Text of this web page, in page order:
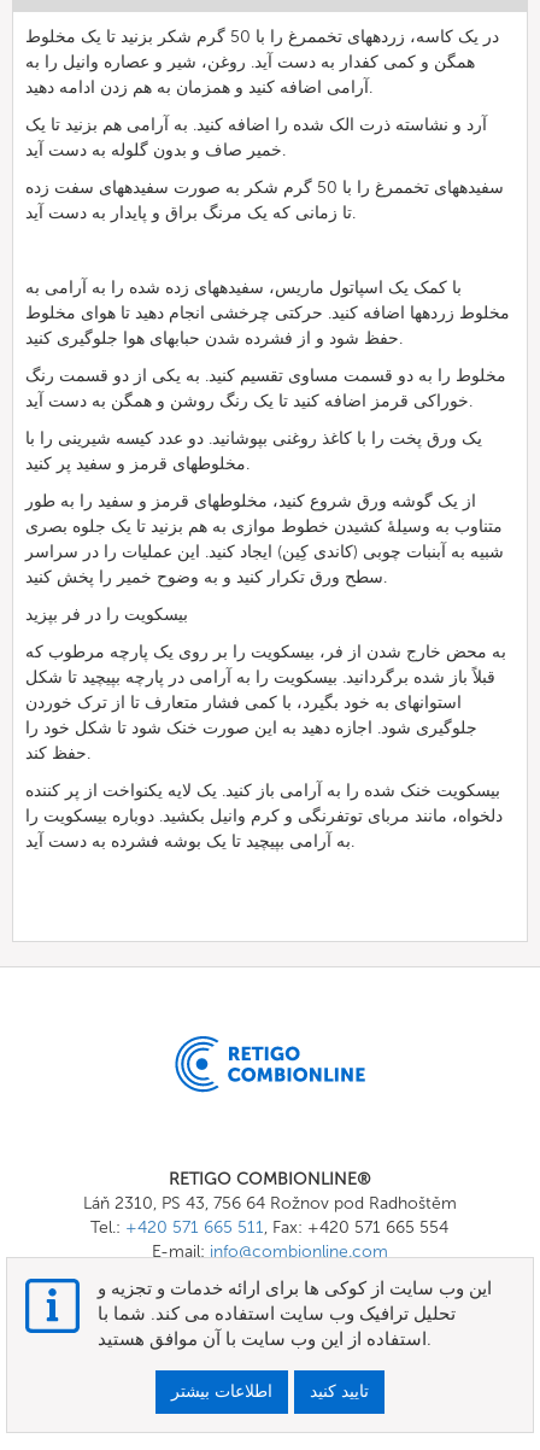
در یک کاسه، زردههای تخممرغ را با 50 گرم شکر بزنید تا یک مخلوط
همگن و کمی کفدار به دست آید. روغن، شیر و عصاره وانیل را به
آرامی اضافه کنید و همزمان به هم زدن ادامه دهید.
آرد و نشاسته ذرت الک شده را اضافه کنید. به آرامی هم بزنید تا یک
خمیر صاف و بدون گلوله به دست آید.
سفیدههای تخممرغ را با 50 گرم شکر به صورت سفیدههای سفت زده
تا زمانی که یک مرنگ براق و پایدار به دست آید.
با کمک یک اسپاتول ماریس، سفیدههای زده شده را به آرامی به
مخلوط زردهها اضافه کنید. حرکتی چرخشی انجام دهید تا هوای مخلوط
حفظ شود و از فشرده شدن حبابهای هوا جلوگیری کنید.
مخلوط را به دو قسمت مساوی تقسیم کنید. به یکی از دو قسمت رنگ
خوراکی قرمز اضافه کنید تا یک رنگ روشن و همگن به دست آید.
یک ورق پخت را با کاغذ روغنی بپوشانید. دو عدد کیسه شیرینی را با
مخلوطهای قرمز و سفید پر کنید.
از یک گوشه ورق شروع کنید، مخلوطهای قرمز و سفید را به طور
متناوب به وسیلهٔ کشیدن خطوط موازی به هم بزنید تا یک جلوه بصری
شبیه به آبنبات چوبی (کاندی کِین) ایجاد کنید. این عملیات را در سراسر
سطح ورق تکرار کنید و به وضوح خمیر را پخش کنید.
بیسکویت را در فر بپزید
به محض خارج شدن از فر، بیسکویت را بر روی یک پارچه مرطوب که
قبلاً باز شده برگردانید. بیسکویت را به آرامی در پارچه بپیچید تا شکل
استوانهای به خود بگیرد، با کمی فشار متعارف تا از ترک خوردن
جلوگیری شود. اجازه دهید به این صورت خنک شود تا شکل خود را
حفظ کند.
بیسکویت خنک شده را به آرامی باز کنید. یک لایه یکنواخت از پر کننده
دلخواه، مانند مربای توتفرنگی و کرم وانیل بکشید. دوباره بیسکویت را
به آرامی بپیچید تا یک بوشه فشرده به دست آید.
RETIGO COMBIONLINE®
Láň 2310, PS 43, 756 64 Rožnov pod Radhoštěm
Tel.: +420 571 665 511, Fax: +420 571 665 554
E-mail: info@combionline.com
OnlineMenu
شرایط و ضوابط
این وب سایت از کوکی ها برای ارائه خدمات و تجزیه و
تحلیل ترافیک وب سایت استفاده می کند. شما با
استفاده از این وب سایت با آن موافق هستید.
اطلاعات بیشتر تایید کنید